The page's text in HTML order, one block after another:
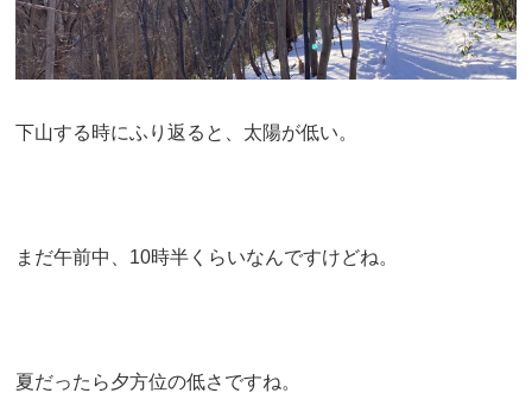
下山する時にふり返ると、太陽が低い。
まだ午前中、10時半くらいなんですけどね。
夏だったら夕方位の低さですね。